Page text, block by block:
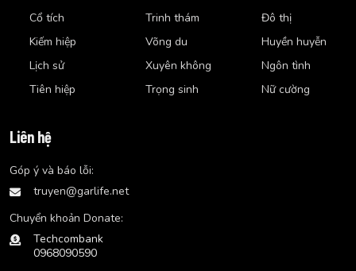
Cổ tích
Kiếm hiệp
Lịch sử
Tiên hiệp
Trinh thám
Võng du
Xuyên không
Trọng sinh
Đô thị
Huyền huyễn
Ngôn tình
Nữ cường
Liên hệ
Góp ý và báo lỗi:
truyen@garlife.net
Chuyển khoản Donate:
Techcombank
0968090590